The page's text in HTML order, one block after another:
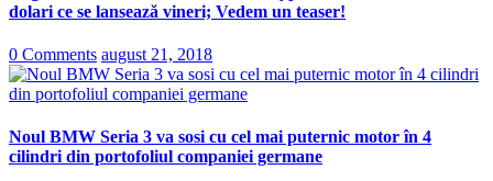
dolari ce se lansează vineri; Vedem un teaser!
0 Comments august 21, 2018
Noul BMW Seria 3 va sosi cu cel mai puternic motor în 4
cilindri din portofoliul companiei germane